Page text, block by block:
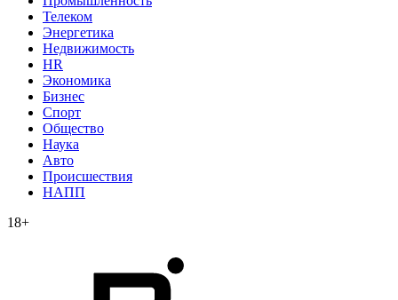
Телеком
Энергетика
Недвижимость
HR
Экономика
Бизнес
Спорт
Общество
Наука
Авто
Происшествия
НАПП
18+